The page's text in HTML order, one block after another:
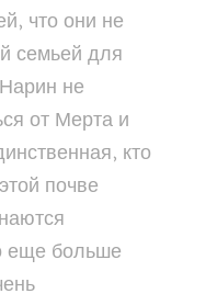
что они не
семьей для
не
от Мерта и
кто
почве
еще больше